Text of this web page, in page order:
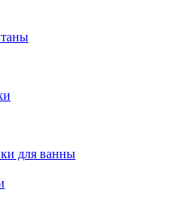
для ванны